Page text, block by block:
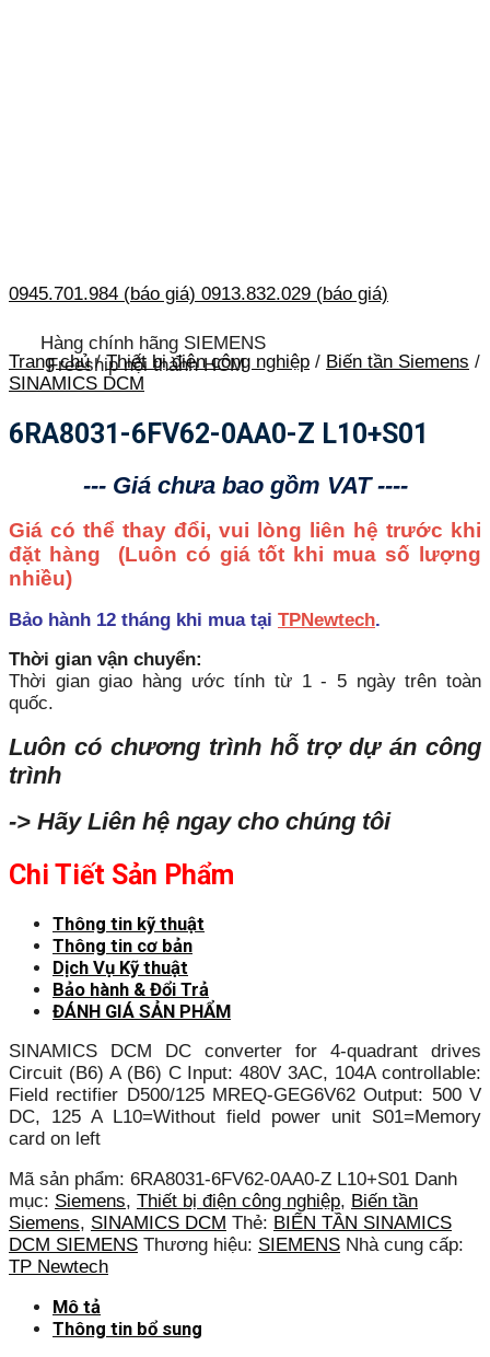
0945.701.984 (báo giá) 0913.832.029 (báo giá)
Hàng chính hãng SIEMENS
Freeship nội thành HCM
Trang chủ / Thiết bị điện công nghiệp / Biến tần Siemens /
SINAMICS DCM
6RA8031-6FV62-0AA0-Z L10+S01
--- Giá chưa bao gồm VAT ----
Giá có thể thay đổi, vui lòng liên hệ trước khi
đặt hàng (Luôn có giá tốt khi mua số lượng
nhiều)
Bảo hành 12 tháng khi mua tại TPNewtech.
Thời gian vận chuyển:
Thời gian giao hàng ước tính từ 1 - 5 ngày trên toàn
quốc.
Luôn có chương trình hỗ trợ dự án công
trình
-> Hãy Liên hệ ngay cho chúng tôi
Chi Tiết Sản Phẩm
Thông tin kỹ thuật
Thông tin cơ bản
Dịch Vụ Kỹ thuật
Bảo hành & Đổi Trả
ĐÁNH GIÁ SẢN PHẨM
SINAMICS DCM DC converter for 4-quadrant drives
Circuit (B6) A (B6) C Input: 480V 3AC, 104A controllable:
Field rectifier D500/125 MREQ-GEG6V62 Output: 500 V
DC, 125 A L10=Without field power unit S01=Memory
card on left
Mã sản phẩm: 6RA8031-6FV62-0AA0-Z L10+S01 Danh
mục: Siemens, Thiết bị điện công nghiệp, Biến tần
Siemens, SINAMICS DCM Thẻ: BIẾN TẦN SINAMICS
DCM SIEMENS Thương hiệu: SIEMENS Nhà cung cấp:
TP Newtech
Mô tả
Thông tin bổ sung